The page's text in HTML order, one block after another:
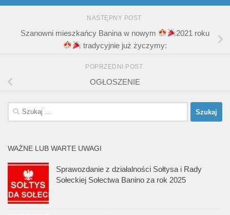
NASTĘPNY POST
Szanowni mieszkańcy Banina w nowym
2021 roku
tradycyjnie już życzymy:
POPRZEDNI POST
OGŁOSZENIE
Szukaj:
WAŻNE LUB WARTE UWAGI
Sprawozdanie z działalności Sołtysa i Rady
Sołeckiej Sołectwa Banino za rok 2025